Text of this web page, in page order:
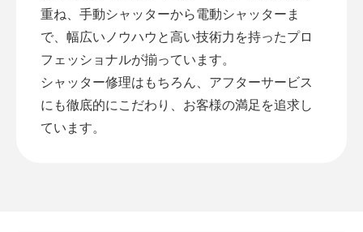
重ね、手動シャッターから電動シャッターま
で、幅広いノウハウと高い技術力を持ったプロ
フェッショナルが揃っています。
シャッター修理はもちろん、アフターサービス
にも徹底的にこだわり、お客様の満足を追求し
ています。